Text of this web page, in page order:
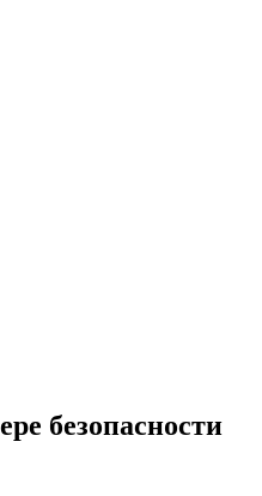
безопасности